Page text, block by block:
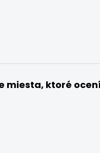
miesta, ktoré